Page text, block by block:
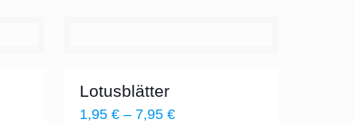
Lotusblätter
1,95 €– 7,95 €